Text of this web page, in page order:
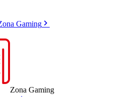
Gaming
Zona Gaming